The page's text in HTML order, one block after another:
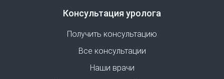
Консультация уролога
Получить консультацию
Все консультации
Наши врачи